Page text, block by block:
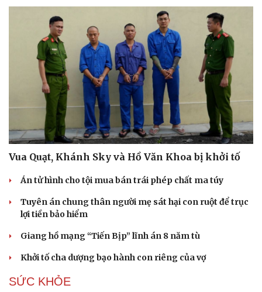
Vua Quạt, Khánh Sky và Hồ Văn Khoa bị khởi tố
Án tử hình cho tội mua bán trái phép chất ma túy
Tuyên án chung thân người mẹ sát hại con ruột để trục
lợi tiền bảo hiểm
Giang hồ mạng “Tiến Bịp” lĩnh án 8 năm tù
Khởi tố cha dượng bạo hành con riêng của vợ
SỨC KHỎE